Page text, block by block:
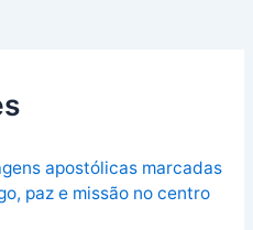
apostólicas marcadas
paz e missão no centro